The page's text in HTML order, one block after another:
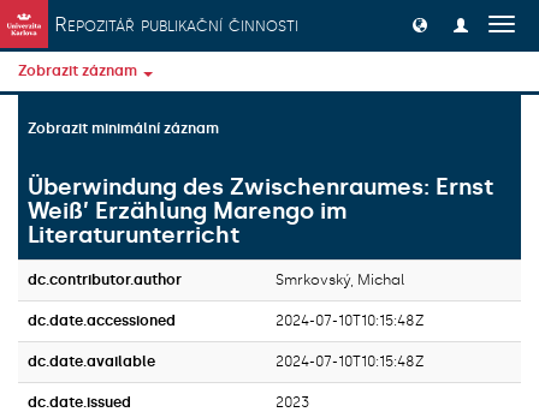
Přeskočit na obsah
Repozitář publikační činnosti
Zobrazit záznam
Zobrazit minimální záznam
Überwindung des Zwischenraumes: Ernst
Weiß’ Erzählung Marengo im
Literaturunterricht
dc.contributor.author Smrkovský, Michal
dc.date.accessioned 2024-07-10T10:15:48Z
dc.date.available 2024-07-10T10:15:48Z
dc.date.issued 2023